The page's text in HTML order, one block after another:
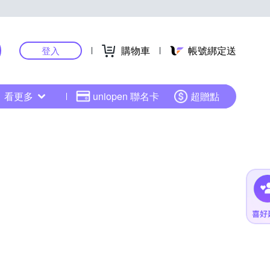
登入 購物車 帳號綁定送
看更多 uniopen 聯名卡 超贈點